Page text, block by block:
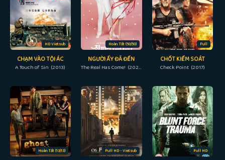
HD Vietsub
CHẠM VÀO TỘI ÁC
A Touch of Sin (2013)
Hoàn Tất (50/50)
NGƯỜI ẤY ĐÃ ĐẾN
The Real Has Come! (2023)
Full
CHỐT KIỂM SOÁT
Check Point (2017)
Hoàn Tất (13/13) Full HD - Vietsub Full HD